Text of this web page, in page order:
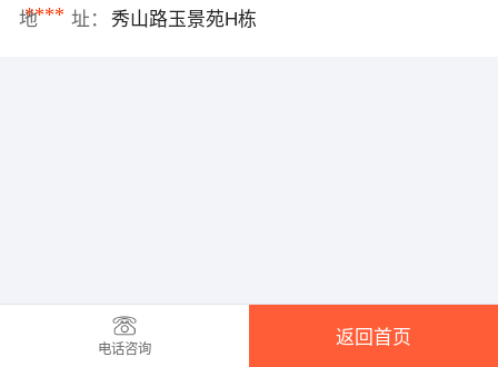
****
地 址： 秀山路玉景苑H栋
电话咨询
返回首页